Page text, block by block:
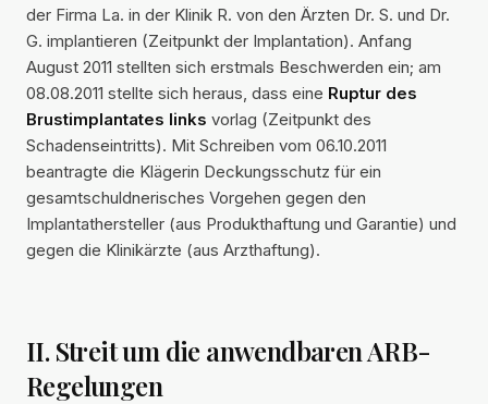
der Firma La. in der Klinik R. von den Ärzten Dr. S. und Dr.
G. implantieren (Zeitpunkt der Implantation). Anfang
August 2011 stellten sich erstmals Beschwerden ein; am
08.08.2011 stellte sich heraus, dass eine Ruptur des
Brustimplantates links vorlag (Zeitpunkt des
Schadenseintritts). Mit Schreiben vom 06.10.2011
beantragte die Klägerin Deckungsschutz für ein
gesamtschuldnerisches Vorgehen gegen den
Implantathersteller (aus Produkthaftung und Garantie) und
gegen die Klinikärzte (aus Arzthaftung).
II. Streit um die anwendbaren ARB-
Regelungen